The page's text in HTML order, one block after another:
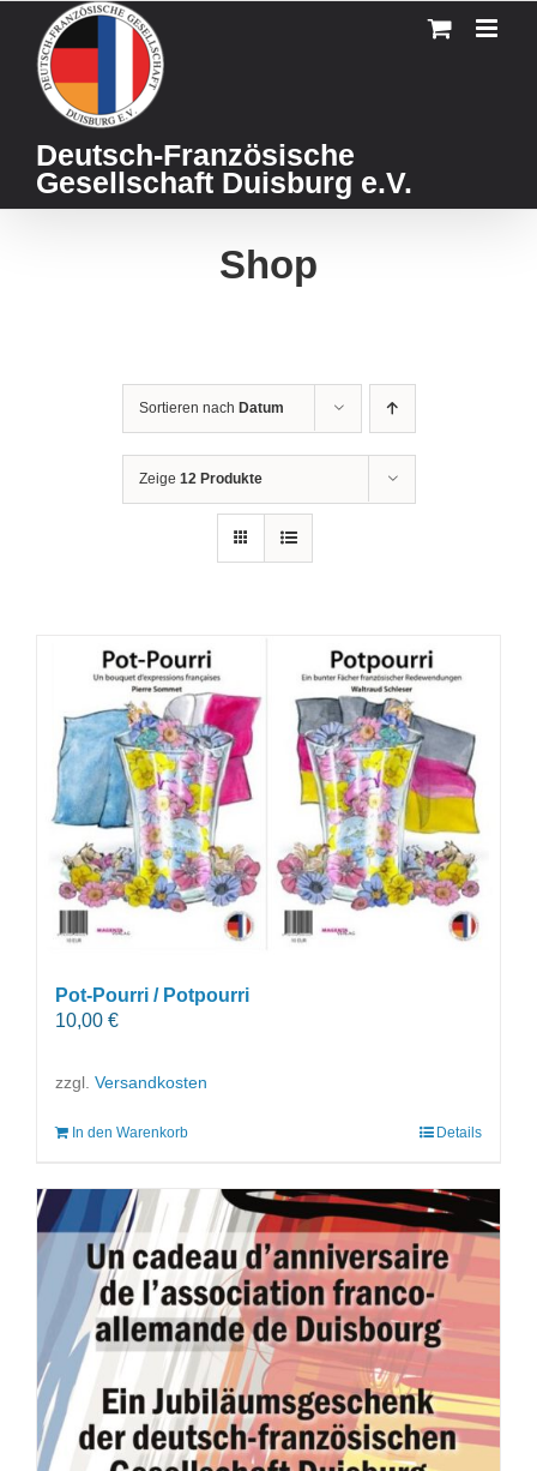
content
Deutsch-Französische
Gesellschaft Duisburg e.V.
Shop
Sortieren nach Datum
Zeige 12 Produkte
Pot-Pourri / Potpourri
10,00 €
zzgl. Versandkosten
In den Warenkorb Details